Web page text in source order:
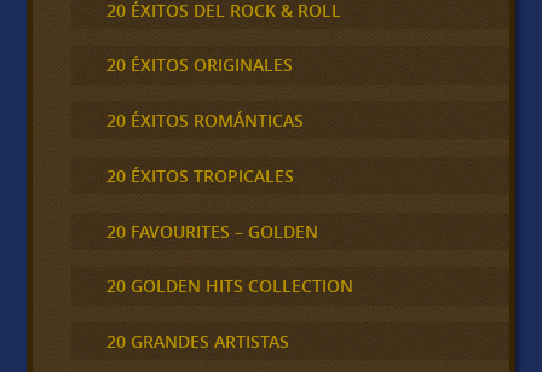
20 ÉXITOS DEL ROCK & ROLL
20 ÉXITOS ORIGINALES
20 ÉXITOS ROMÁNTICAS
20 ÉXITOS TROPICALES
20 FAVOURITES – GOLDEN
20 GOLDEN HITS COLLECTION
20 GRANDES ARTISTAS